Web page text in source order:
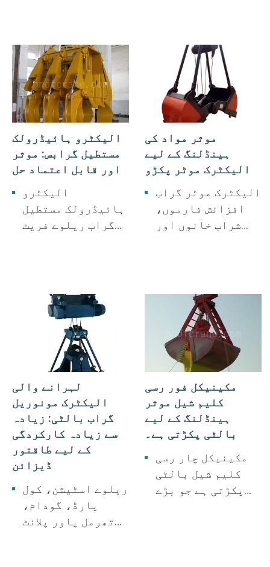
لیے استعمال ہوتا
ہے۔ ایسک کے بڑے
ٹکڑے، سور کا
لوہا، اسٹیل،
کچرا، لوہے کا
پاؤڈر، بھوسا،
سلیگ۔
کو جلانے کے لیے
استعمال ہوتے ہیں۔
فاسد بلک مواد
جیسے سکریپ اسٹیل،
پگ آئرن، پتھر۔
الیکٹرو ہائیڈرولک
مستطیل گرابس: موثر
اور قابل اعتماد حل
الیکٹرو
ہائیڈرولک مستطیل
گراب ریلوے فریٹ
کارخانوں کے لیے
استعمال ہوتا ہے۔
بکھری ہوئی، لمبی
پٹی جیسی چیزیں:
اسٹیل، لکڑی، دھات
کے بڑے ٹکڑے۔
موثر مواد کی
ہینڈلنگ کے لیے
الیکٹرک موٹر پکڑو
الیکٹرک موٹر گراب
افزائش فارموں،
شراب خانوں اور
فارمز، وائنری،
اور کاغذی
فیکٹریاں۔
لہرانے والی
الیکٹرک مونوریل
گراب بالٹی: زیادہ
سے زیادہ کارکردگی
کے لیے طاقتور
ڈیزائن
ریلوے اسٹیشن، کول
یارڈ، گودام،
تھرمل پاور پلانٹ
مکینیکل فور رسی
کلیم شیل موثر
ہینڈلنگ کے لیے
بالٹی پکڑتی ہے۔
مکینیکل چار رسی
کلیم شیل بالٹی
پکڑتی ہے جو بڑے